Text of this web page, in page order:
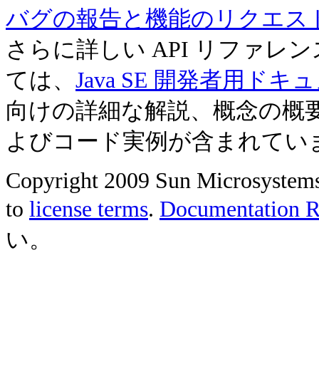
バグの報告と機能のリクエス
さらに詳しい API リファレ
ては、 Java SE 開発者用ドキ
向けの詳細な解説、概念の概
よびコード実例が含まれてい
Copyright 2009 Sun
to license terms. Documentation
い。